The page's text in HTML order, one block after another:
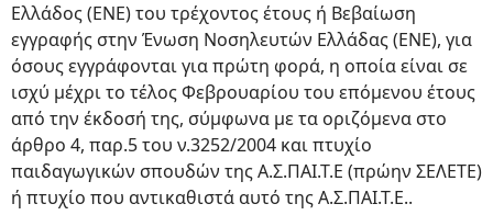
Ελλάδος (ΕΝΕ) του τρέχοντος έτους ή Βεβαίωση
εγγραφής στην Ένωση Νοσηλευτών Ελλάδας (ΕΝΕ), για
όσους εγγράφονται για πρώτη φορά, η οποία είναι σε
ισχύ μέχρι το τέλος Φεβρουαρίου του επόμενου έτους
από την έκδοσή της, σύμφωνα με τα οριζόμενα στο
άρθρο 4, παρ.5 του ν.3252/2004 και πτυχίο
παιδαγωγικών σπουδών της Α.Σ.ΠΑΙ.Τ.Ε (πρώην ΣΕΛΕΤΕ)
ή πτυχίο που αντικαθιστά αυτό της Α.Σ.ΠΑΙ.Τ.Ε..